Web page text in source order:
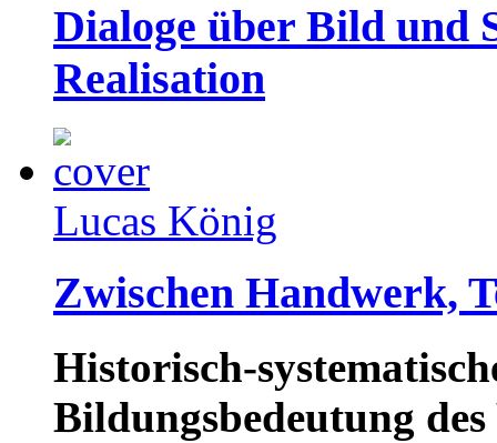
Dialoge über Bild und
Realisation
Lucas König
Zwischen Handwerk,
Historisch-
Bildungsbedeutung